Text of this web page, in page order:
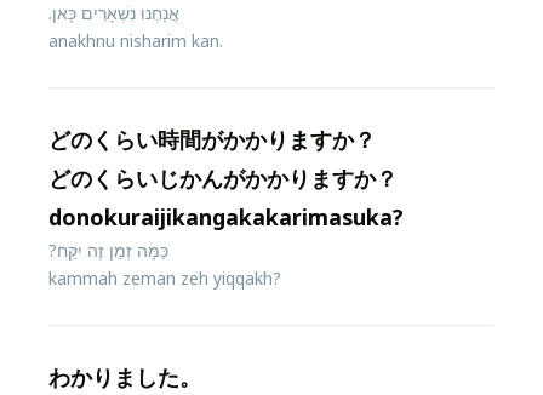
אֲנַחְנוּ נִשְׁאָרִים כָּאן.
anakhnu nisharim kan.
どのくらい時間がかかりますか？
どのくらいじかんがかかりますか？
donokuraijikangakakarimasuka?
כַּמָּה זְמַן זֶה יִקַּח?
kammah zeman zeh yiqqakh?
わかりました。